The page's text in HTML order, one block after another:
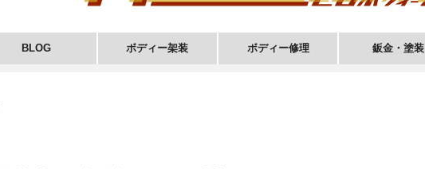
BLOG ボディー架装 ボディー修理 鈑金・塗装